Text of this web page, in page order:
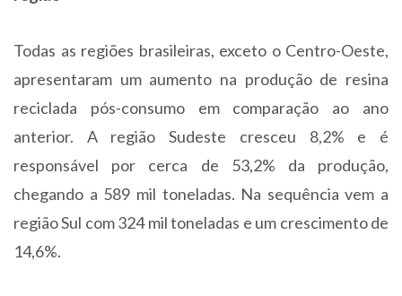
Todas as regiões brasileiras, exceto o Centro-Oeste,
apresentaram um aumento na produção de resina
reciclada pós-consumo em comparação ao ano
anterior. A região Sudeste cresceu 8,2% e é
responsável por cerca de 53,2% da produção,
chegando a 589 mil toneladas. Na sequência vem a
região Sul com 324 mil toneladas e um crescimento de
14,6%.